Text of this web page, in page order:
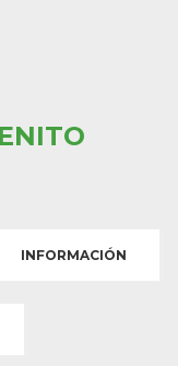
INFORMACIÓN